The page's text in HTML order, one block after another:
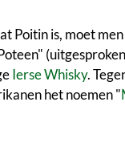
Poitin is, moet
Ierse Whisky.
het noemen "